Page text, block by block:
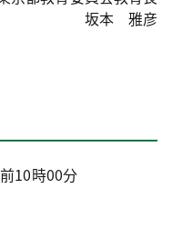
坂本 雅彦
10時00分